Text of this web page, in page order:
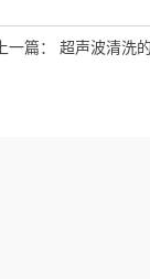
上一篇： 超声波清洗